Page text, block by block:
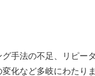
手法の不足、リピー
化など多岐にわたり